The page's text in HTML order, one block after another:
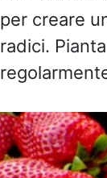
per creare
radici.